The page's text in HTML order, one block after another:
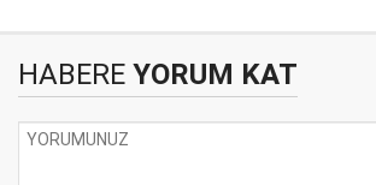
HABERE YORUM KAT